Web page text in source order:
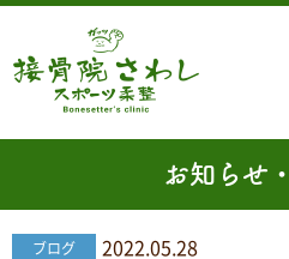
お知らせ
ブログ 2022.05.28